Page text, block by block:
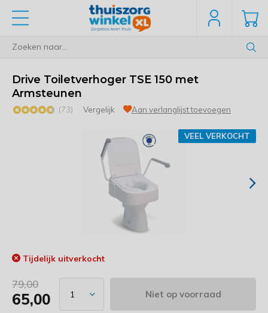
Drive Toiletverhoger TSE 150 met
Armsteunen
(73) Vergelijk Aan verlanglijst toevoegen
VEEL VERKOCHT
Tijdelijk uitverkocht
79,00
65,00 Niet op voorraad